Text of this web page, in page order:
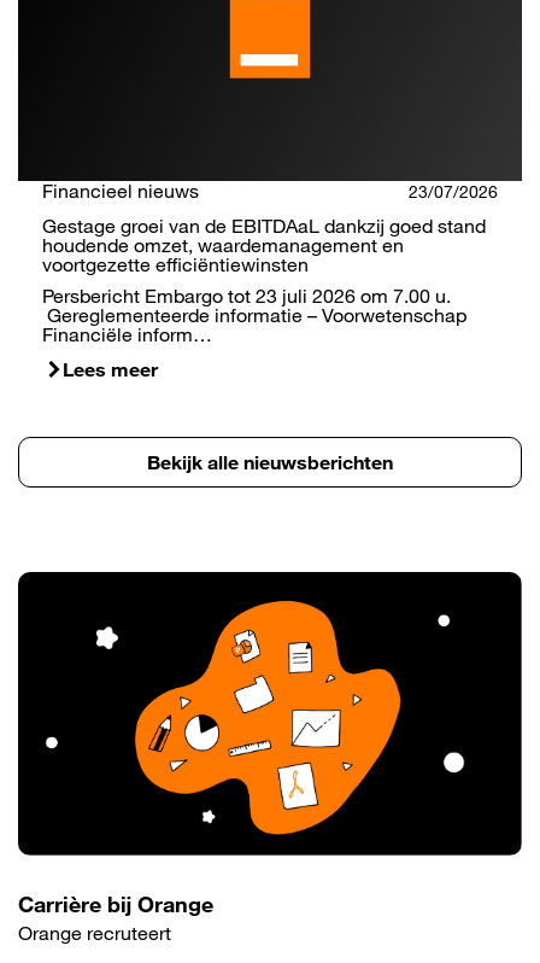
Financieel nieuws 23/07/2026
Gestage groei van de EBITDAaL dankzij goed stand
houdende omzet, waardemanagement en
voortgezette efficiëntiewinsten
Persbericht Embargo tot 23 juli 2026 om 7.00 u.
Gereglementeerde informatie – Voorwetenschap
Financiële inform…
Lees meer
Bekijk alle nieuwsberichten
Carrière bij Orange
Orange recruteert